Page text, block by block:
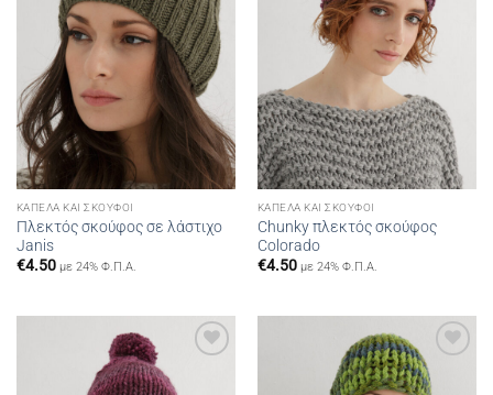
ΚΑΠΈΛΑ ΚΑΙ ΣΚΟΎΦΟΙ
Πλεκτός σκούφος σε λάστιχο
Janis
€4.50 με 24% Φ.Π.Α.
ΚΑΠΈΛΑ ΚΑΙ ΣΚΟΎΦΟΙ
Chunky πλεκτός σκούφος
Colorado
€4.50 με 24% Φ.Π.Α.
Add to
wishlist